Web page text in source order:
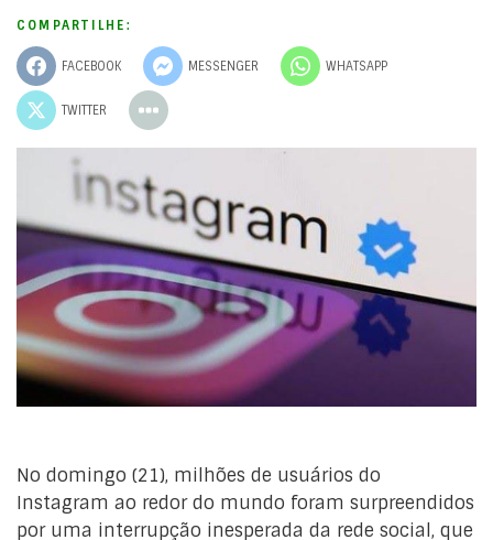
COMPARTILHE:
FACEBOOK MESSENGER WHATSAPP
TWITTER
No domingo (21), milhões de usuários do
Instagram ao redor do mundo foram surpreendidos
por uma interrupção inesperada da rede social, que